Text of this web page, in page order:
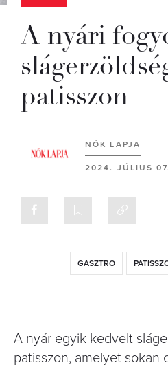
A nyári
patisszon
NŐK LAPJA
2024. JÚLIUS 07.
GASZTRO
A nyár egyik kedvelt
patisszon, amelyet sokan